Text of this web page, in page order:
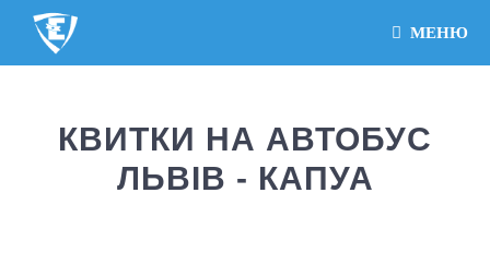
МЕНЮ
КВИТКИ НА АВТОБУС
ЛЬВІВ - КАПУА